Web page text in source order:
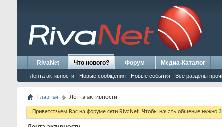
RivaNet Что нового?
Лента активности Новые сообщения Новые события Все разделы
Форум Медиа-Каталог
Главная Лента активности
Приветствуем Вас на форуме сети RivaNet. Чтобы начать общение нужно